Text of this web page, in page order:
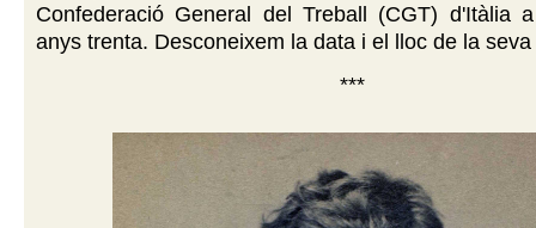
Confederació General del Treball (CGT) d'Itàlia
anys trenta. Desconeixem la data i el lloc de la
***